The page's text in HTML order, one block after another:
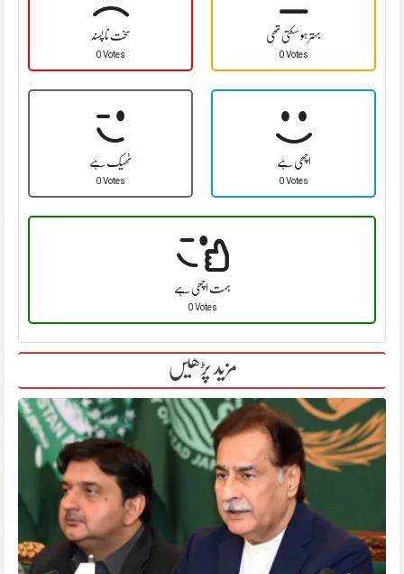
سخت نا پسند
0 Votes
بہتر ہو سکتی تھی
0 Votes
ٹھیک ہے
0 Votes
اچھی ہے
0 Votes
بہت اچھی ہے
0 Votes
مزید پڑھیں